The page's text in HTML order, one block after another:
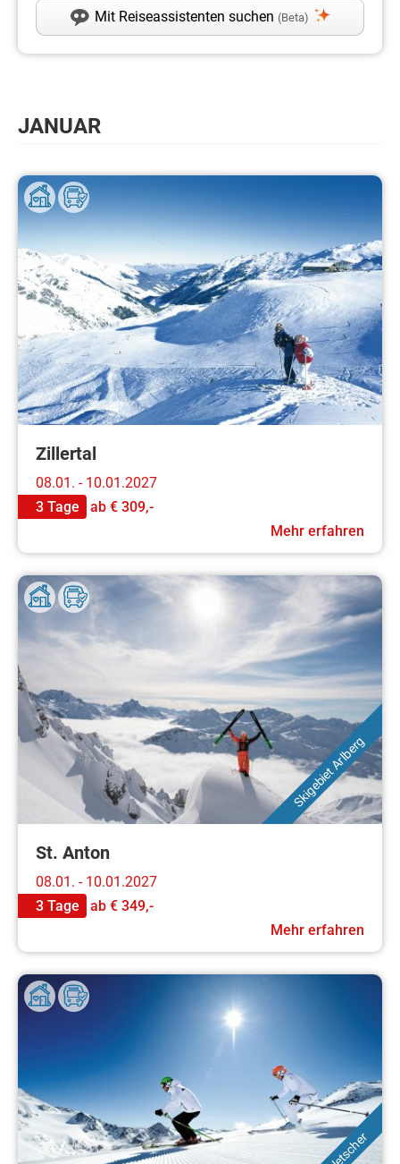
Mit Reiseassistenten suchen (Beta)
JANUAR
Zillertal
08.01. - 10.01.2027
3 Tage
ab € 309,-
Mehr erfahren
Skigebiet Arlberg
St. Anton
08.01. - 10.01.2027
3 Tage
ab € 349,-
Mehr erfahren